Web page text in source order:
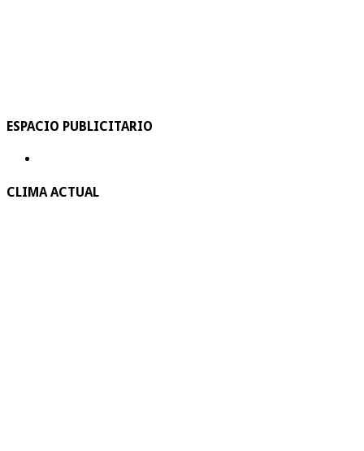
ESPACIO PUBLICITARIO
CLIMA ACTUAL